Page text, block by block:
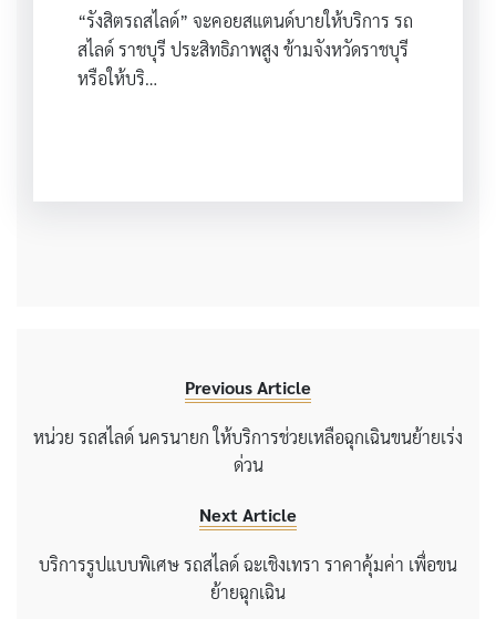
“รังสิตรถสไลด์” จะคอยสแตนด์บายให้บริการ รถ
สไลด์ ราชบุรี ประสิทธิภาพสูง ข้ามจังหวัดราชบุรี
หรือให้บริ…
Previous Article
หน่วย รถสไลด์ นครนายก ให้บริการช่วยเหลือฉุกเฉินขนย้ายเร่ง
ด่วน
Next Article
บริการรูปแบบพิเศษ รถสไลด์ ฉะเชิงเทรา ราคาคุ้มค่า เพื่อขน
ย้ายฉุกเฉิน